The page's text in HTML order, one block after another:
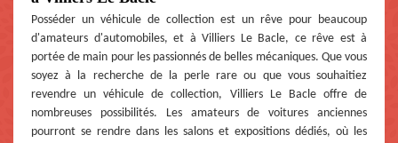
Posséder un véhicule de collection est un rêve pour beaucoup
d'amateurs d'automobiles, et à Villiers Le Bacle, ce rêve est à
portée de main pour les passionnés de belles mécaniques. Que vous
soyez à la recherche de la perle rare ou que vous souhaitiez
revendre un véhicule de collection, Villiers Le Bacle offre de
nombreuses possibilités. Les amateurs de voitures anciennes
pourront se rendre dans les salons et expositions dédiés, où les